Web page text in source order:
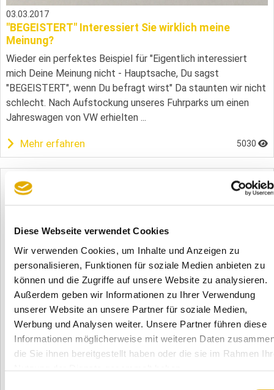
Diese Webseite verwendet Cookies
Wir verwenden Cookies, um Inhalte und Anzeigen zu
personalisieren, Funktionen für soziale Medien anbieten zu
können und die Zugriffe auf unsere Website zu analysieren.
Außerdem geben wir Informationen zu Ihrer Verwendung
unserer Website an unsere Partner für soziale Medien,
Werbung und Analysen weiter. Unsere Partner führen diese
Informationen möglicherweise mit weiteren Daten
die Sie ihnen bereitgestellt haben oder die sie im Rahmen
03.03.2017
"BEGEISTERT" Interessiert Sie wirklich meine
Meinung?
Wieder ein perfektes Beispiel für "Eigentlich interessiert
mich Deine Meinung nicht - Hauptsache, Du sagst
"BEGEISTERT", wenn Du befragt wirst" Da staunten wir nicht
schlecht. Nach Aufstockung unseres Fuhrparks um einen
Jahreswagen von VW erhielten ...
Mehr erfahren 5030
03.03.2017
"BEGEISTERT" Interessiert Sie wirklich meine
Meinung?
Wieder ein perfektes Beispiel für "Eigentlich interessiert
mich Deine Meinung nicht - Hauptsache, Du sagst
"BEGEISTERT", wenn Du befragt wirst" Da staunten wir nicht